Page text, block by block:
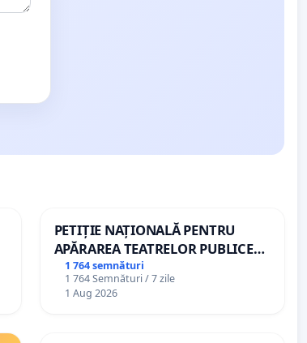
PETIȚIE NAȚIONALĂ PENTRU
APĂRAREA TEATRELOR PUBLICE
DE REPERTORIU DIN ROMÂNIA
1 764 semnături
1 764 Semnături / 7 zile
1 Aug 2026